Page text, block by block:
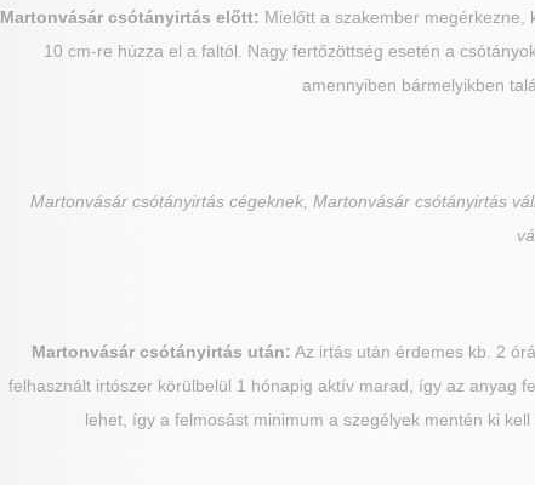
Martonvásárcsótányirtás előtt: Mielőtt a szakember megérkezne,
10 cm-re húzza el a faltól. Nagy fertőzöttség esetén a
amennyiben bármelyikben
Martonvásárcsótányirtás cégeknek, Martonvásár csótányirtás
Martonvásárcsótányirtás után: Az irtás után érdemes kb. 2
felhasznált irtószer körülbelül 1 hónapig aktív marad, így az anyag
lehet, így a felmosást minimum a szegélyek mentén ki